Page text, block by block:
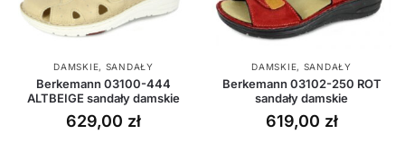
DAMSKIE, SANDAŁY
Berkemann 03100-444
ALTBEIGE sandały damskie
629,00 zł
DAMSKIE, SANDAŁY
Berkemann 03102-250 ROT
sandały damskie
619,00 zł